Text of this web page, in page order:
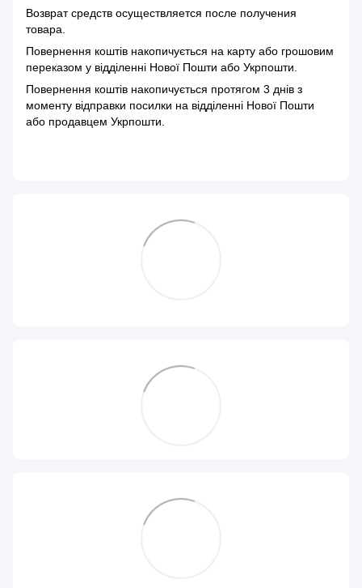
Возврат средств осуществляется после получения
товара.
Повернення коштів накопичується на карту або грошовим
переказом у відділенні Нової Пошти або Укрпошти.
Повернення коштів накопичується протягом 3 днів з
моменту відправки посилки на відділенні Нової Пошти
або продавцем Укрпошти.